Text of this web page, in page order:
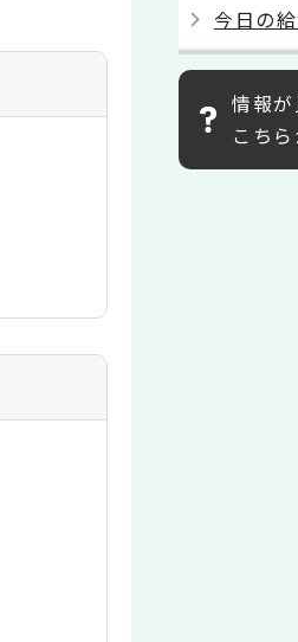
今日の
情報
こち